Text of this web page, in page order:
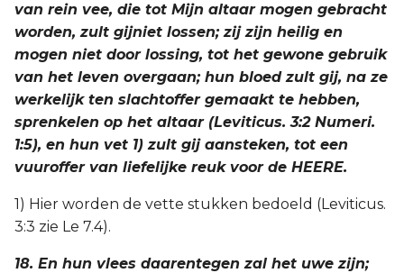
van rein vee, die tot Mijn altaar mogen gebracht
worden, zult gijniet lossen; zij zijn heilig en
mogen niet door lossing, tot het gewone gebruik
van het leven overgaan; hun bloed zult gij, na ze
werkelijk ten slachtoffer gemaakt te hebben,
sprenkelen op het altaar (Leviticus. 3:2 Numeri.
1:5), en hun vet 1) zult gij aansteken, tot een
vuuroffer van liefelijke reuk voor de HEERE.
1) Hier worden de vette stukken bedoeld (Leviticus.
3:3 zie Le 7.4).
18. En hun vlees daarentegen zal het uwe zijn;